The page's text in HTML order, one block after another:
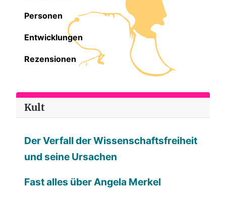
Personen
Entwicklungen
Rezensionen
Kult
Der Verfall der Wissenschaftsfreiheit
und seine Ursachen
Fast alles über Angela Merkel